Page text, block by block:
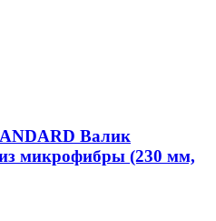
Валик
микрофибры (230 мм,